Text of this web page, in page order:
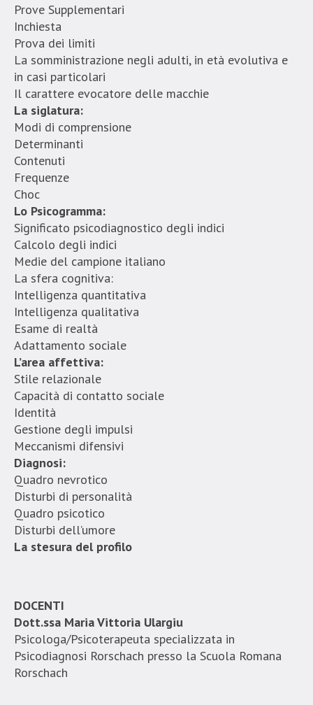
Prove Supplementari
Inchiesta
Prova dei limiti
La somministrazione negli adulti, in età evolutiva e
in casi particolari
Il carattere evocatore delle macchie
La siglatura:
Modi di comprensione
Determinanti
Contenuti
Frequenze
Choc
Lo Psicogramma:
Significato psicodiagnostico degli indici
Calcolo degli indici
Medie del campione italiano
La sfera cognitiva:
Intelligenza quantitativa
Intelligenza qualitativa
Esame di realtà
Adattamento sociale
L’area affettiva:
Stile relazionale
Capacità di contatto sociale
Identità
Gestione degli impulsi
Meccanismi difensivi
Diagnosi:
Quadro nevrotico
Disturbi di personalità
Quadro psicotico
Disturbi dell’umore
La stesura del profilo
DOCENTI
Dott.ssa Maria Vittoria Ulargiu
Psicologa/Psicoterapeuta specializzata in
Psicodiagnosi Rorschach presso la Scuola Romana
Rorschach